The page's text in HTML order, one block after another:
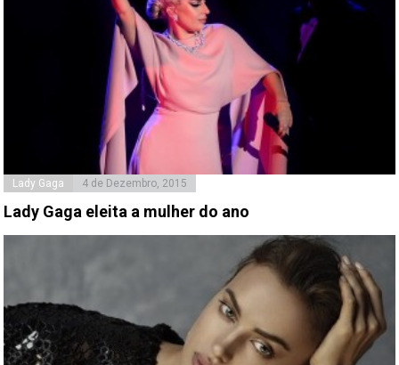
Lady Gaga 4 de Dezembro, 2015
Lady Gaga eleita a mulher do ano